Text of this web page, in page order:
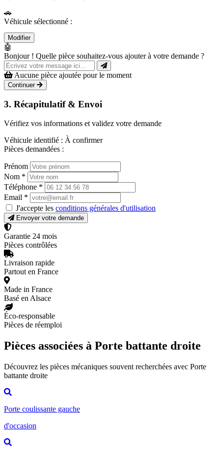
🚗
Véhicule sélectionné :
Modifier
🤖
Bonjour ! Quelle pièce souhaitez-vous ajouter à votre demande ?
Aucune pièce ajoutée pour le moment
Continuer
3. Récapitulatif & Envoi
Vérifiez vos informations et validez votre demande
Véhicule identifié : À confirmer
Pièces demandées :
Prénom
Nom *
Téléphone *
Email *
J'accepte les conditions générales d'utilisation
Envoyer votre demande
Garantie 24 mois
Pièces contrôlées
Livraison rapide
Partout en France
Made in France
Basé en Alsace
Éco-responsable
Pièces de réemploi
Pièces associées à Porte battante droite
Découvrez les pièces mécaniques souvent recherchées avec Porte
battante droite
Porte coulissante gauche
d'occasion